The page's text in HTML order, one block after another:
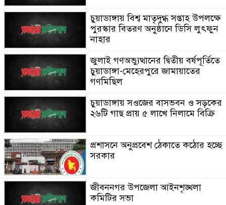
চুয়াডাঙ্গায় বিশ্ব মাতৃদুগ্ধ সপ্তাহ উপলক্ষে
পুরস্কার বিতরণ অনুষ্ঠানে ডিসি লুৎফুন
নাহার
জুলাই গণঅভ্যুত্থানের দ্বিতীয় বর্ষপূর্তিতে
চুয়াডাঙ্গা-মেহেরপুরে জামায়াতের
গণমিছিল
চুয়াডাঙ্গায় সওজের বাসভবন ও সড়কের
২৬টি গাছ প্রায় ৫ লাখে নিলামে বিক্রি
প্রশাসনে অনুপ্রবেশ ঠেকাতে কঠোর হচ্ছে
সরকার
জীবননগর উপজেলা আইনশৃঙ্খলা
কমিটির সভা